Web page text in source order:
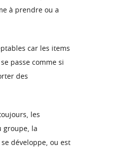
à prendre ou a
car les items
passe comme si
des
les
groupe, la
développe, ou est